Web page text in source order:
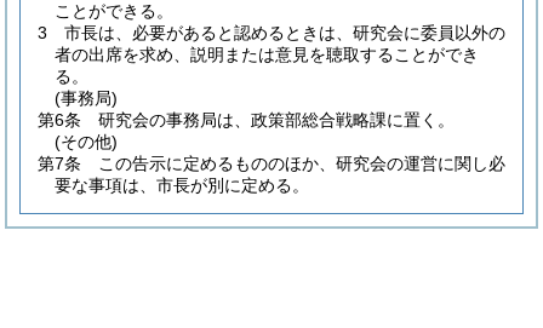
ことができる。
3
市長は、必要があると認めるときは、研究会に委員以外の
者の出席を求め、説明または意見を聴取することができ
る。
(事務局)
第6条
研究会の事務局は、政策部総合戦略課に置く。
(その他)
第7条
この告示に定めるもののほか、研究会の運営に関し必
要な事項は、市長が別に定める。